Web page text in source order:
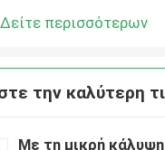
Δείτε περισσότερων
την καλύτερη
Με τη μικρή